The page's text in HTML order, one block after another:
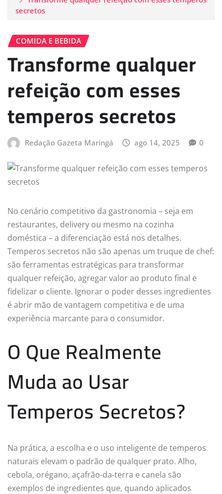
secretos
COMIDA E BEBIDA
Transforme qualquer
refeição com esses
temperos secretos
Redação Gazeta Maringá ago 14, 2025 0
No cenário competitivo da gastronomia – seja em
restaurantes, delivery ou mesmo na cozinha
doméstica – a diferenciação está nos detalhes.
Temperos secretos não são apenas um truque de chef:
são ferramentas estratégicas para transformar
qualquer refeição, agregar valor ao produto final e
fidelizar o cliente. Ignorar o poder desses ingredientes
é abrir mão de vantagem competitiva e de uma
experiência marcante para o consumidor.
O Que Realmente
Muda ao Usar
Temperos Secretos?
Na prática, a escolha e o uso inteligente de temperos
naturais elevam o padrão de qualquer prato. Alho,
cebola, orégano, açafrão-da-terra e canela são
exemplos de ingredientes que, quando aplicados